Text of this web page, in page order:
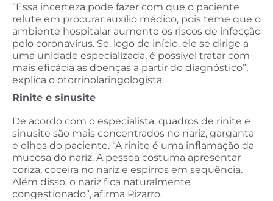
“Essa incerteza pode fazer com que o paciente
relute em procurar auxílio médico, pois teme que o
ambiente hospitalar aumente os riscos de infecção
pelo coronavírus. Se, logo de início, ele se dirige a
uma unidade especializada, é possível tratar com
mais eficácia as doenças a partir do diagnóstico”,
explica o otorrinolaringologista.
Rinite e sinusite
De acordo com o especialista, quadros de rinite e
sinusite são mais concentrados no nariz, garganta
e olhos do paciente. “A rinite é uma inflamação da
mucosa do nariz. A pessoa costuma apresentar
coriza, coceira no nariz e espirros em sequência.
Além disso, o nariz fica naturalmente
congestionado”, afirma Pizarro.